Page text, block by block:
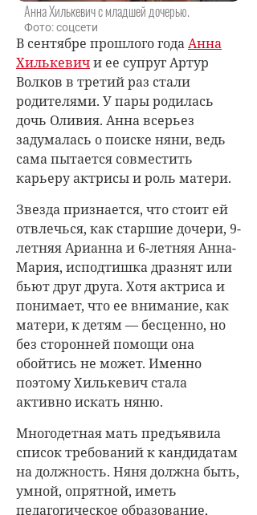
Анна Хилькевич с младшей дочерью.
Фото: соцсети
В сентябре прошлого годаАнна
Хилькевичи ее супруг Артур
Волков в третий раз стали
родителями. У пары родилась
дочь Оливия. Анна всерьез
задумалась о поиске няни, ведь
сама пытается совместить
карьеру актрисы и роль матери.
Звезда признается, что стоит ей
отвлечься, как старшие дочери, 9-
летняя Арианна и 6-летняя Анна-
Мария, исподтишка дразнят или
бьют друг друга. Хотя актриса и
понимает, что ее внимание, как
матери, к детям — бесценно, но
без сторонней помощи она
обойтись не может. Именно
поэтому Хилькевич стала
активно искать няню.
Многодетная мать предъявила
список требований к кандидатам
на должность. Няня должна быть,
умной, опрятной, иметь
педагогическое образование,